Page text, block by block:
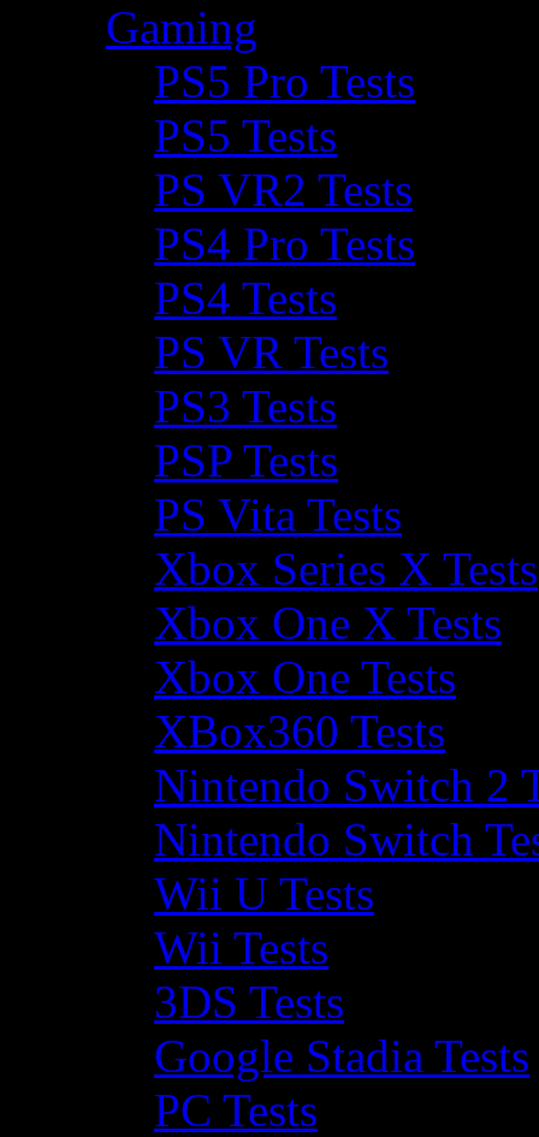
Gaming
PS5 Pro Tests
PS5 Tests
PS VR2 Tests
PS4 Pro Tests
PS4 Tests
PS VR Tests
PS3 Tests
PSP Tests
PS Vita Tests
Xbox Series X Tests
Xbox One X Tests
Xbox One Tests
XBox360 Tests
Nintendo Switch 2
Nintendo Switch
Wii U Tests
Wii Tests
3DS Tests
Google Stadia Tests
PC Tests